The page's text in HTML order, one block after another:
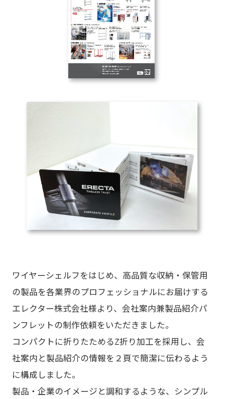
ワイヤーシェルフをはじめ、高品質な収納・保管用
の製品を各業界のプロフェッショナルにお届けする
エレクター株式会社様より、会社案内兼製品紹介パ
ンフレットの制作依頼をいただきました。
コンパクトに折りたためるZ折り加工を採用し、会
社案内と製品紹介の情報を２頁で簡潔に伝わるよう
に構成しました。
製品・企業のイメージと調和するような、シンプル